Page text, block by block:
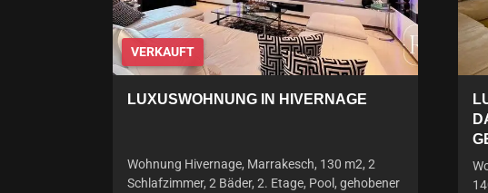
VERKAUFT
LUXUSWOHNUNG IN HIVERNAGE
Wohnung Hivernage, Marrakesch, 130 m2, 2
Schlafzimmer, 2 Bäder, 2. Etage, Pool, gehobener